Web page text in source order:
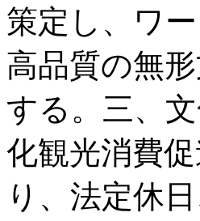
策定し、ワ
高品質の無
する。三、
化観光消費
り、法定休